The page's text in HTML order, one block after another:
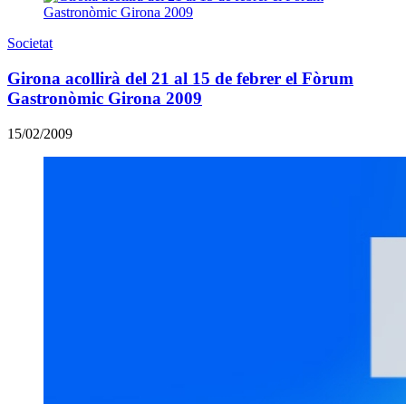
Societat
Girona acollirà del 21 al 15 de febrer el Fòrum
Gastronòmic Girona 2009
15/02/2009